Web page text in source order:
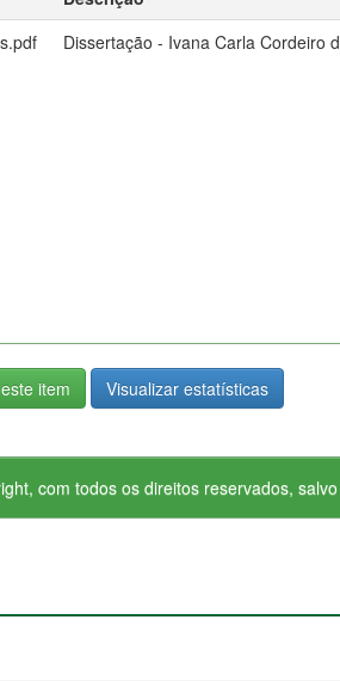
Dissertação - Ivana Carla Cordeiro
item Visualizar estatísticas
com todos os direitos reservados,